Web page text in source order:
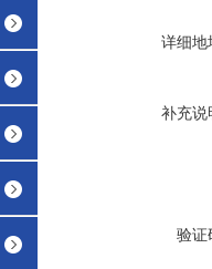
详细地
补充说
验证